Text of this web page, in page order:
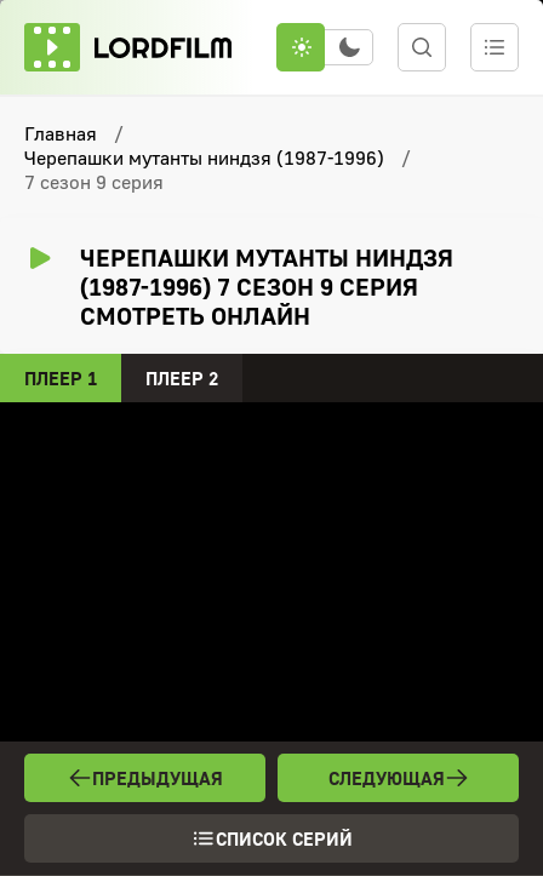
Главная
Черепашки мутанты ниндзя (1987-1996)
7 сезон 9 серия
ЧЕРЕПАШКИ МУТАНТЫ НИНДЗЯ
(1987-1996) 7 СЕЗОН 9 СЕРИЯ
СМОТРЕТЬ ОНЛАЙН
ПЛЕЕР 1 ПЛЕЕР 2
ПРЕДЫДУЩАЯ
СПИСОК СЕРИЙ
СЛЕДУЮЩАЯ